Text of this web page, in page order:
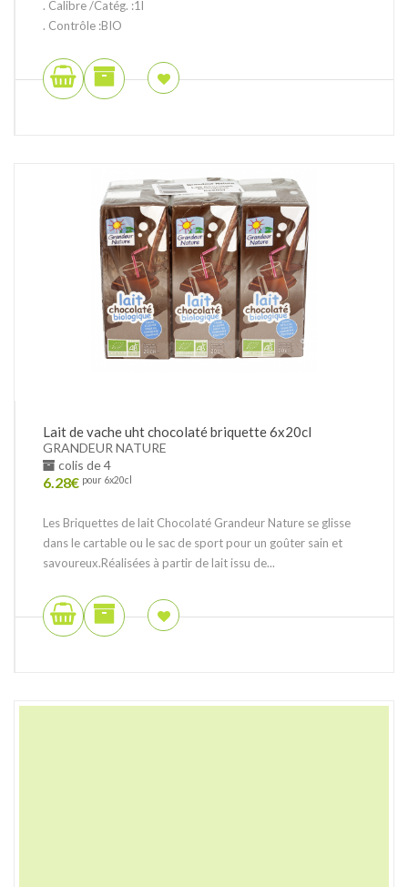
. Calibre /Catég. :1l
. Contrôle :BIO
Lait de vache uht chocolaté briquette 6x20cl
GRANDEUR NATURE
colis de 4
6.28€ pour 6x20cl
Les Briquettes de lait Chocolaté Grandeur Nature se glisse
dans le cartable ou le sac de sport pour un goûter sain et
savoureux.Réalisées à partir de lait issu de...